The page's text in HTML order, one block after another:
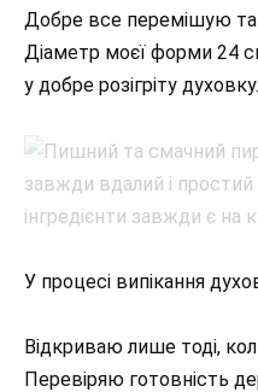
Добре все перемішую
Діаметр моєї форми 24
у добре розігріту духовку.
У процесі випікання
Відкриваю лише тоді,
Перевіряю готовність